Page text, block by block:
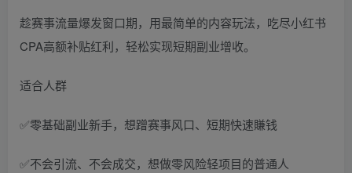
趁赛事流量爆发窗口期，用最简单的内容玩法，吃尽小红书
CPA高额补贴红利，轻松实现短期副业增收。
适合人群
✅零基础副业新手，想蹭赛事风口、短期快速賺钱
✅不会引流、不会成交，想做零风险轻项目的普通人